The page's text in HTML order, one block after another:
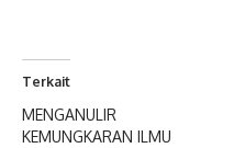
Terkait
MENGANULIR
KEMUNGKARAN ILMU